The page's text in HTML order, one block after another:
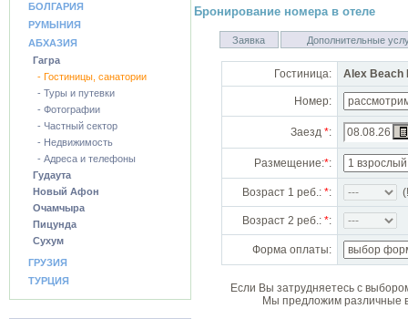
БОЛГАРИЯ
РУМЫНИЯ
АБХАЗИЯ
Гагра
- Гостиницы, санатории
- Туры и путевки
- Фотографии
- Частный сектор
- Недвижимость
- Адреса и телефоны
Гудаута
Новый Афон
Очамчыра
Пицунда
Сухум
ГРУЗИЯ
ТУРЦИЯ
Бронирование номера в отеле
Заявка Дополнительные
Гостиница: Alex Beach
Номер:
Заезд *:
Размещение:*:
Возраст 1 реб.: *:
Возраст 2 реб.: *:
Форма оплаты:
Если Вы затрудняетесь с
Мы предложим различные